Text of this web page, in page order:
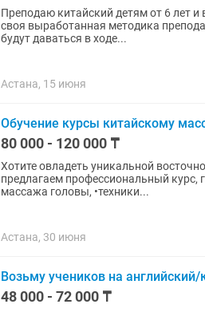
Преподаю китайский детям от 6 лет
своя выработанная методика
будут даваться в ходе...
Астана, 15 июня
Обучение курсы китайскому
80 000 - 120 000 ₸
Хотите овладеть уникальной
предлагаем профессиональный курс,
массажа головы, •техники...
Астана, 30 июня
Возьму учеников на
48 000 - 72 000 ₸